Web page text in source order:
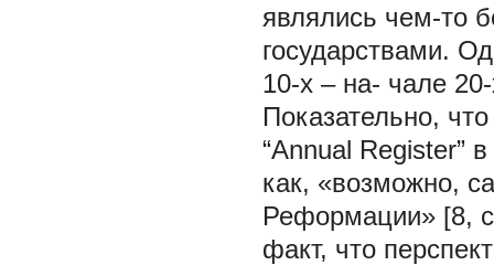
являлись чем-то
государствами.
10-х – на- чале
Показательно,
“Annual Register”
как, «возможно,
Реформации» [8,
факт, что